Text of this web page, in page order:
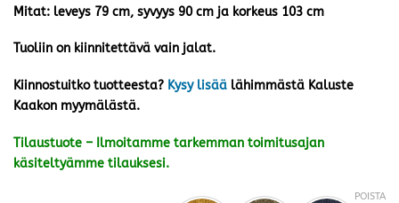
Mitat: leveys 79 cm, syvyys 90 cm ja korkeus 103 cm
Tuoliin on kiinnitettävä vain jalat.
Kiinnostuitko tuotteesta? Kysy lisää lähimmästä Kaluste
Kaakon myymälästä.
Tilaustuote – Ilmoitamme tarkemman toimitusajan
käsiteltyämme tilauksesi.
POISTA